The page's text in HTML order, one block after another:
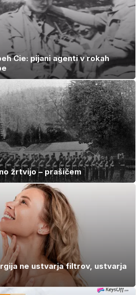
Cie: pijani agenti v rokah
žrtvijo – prašičem
ne ustvarja filtrov, ustvarja